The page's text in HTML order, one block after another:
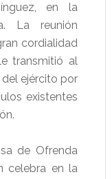
en la
La reunión
cordialidad
transmitió al
ejército por
existentes
de Ofrenda
celebra en la